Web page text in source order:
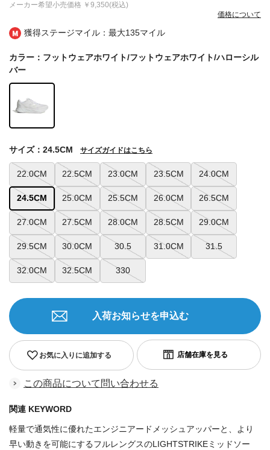
獲得ステージマイル：最大135マイル
メーカー希望小売価格 ￥9,350(税込)
価格について
カラー：フットウェアホワイト/フットウェアホワイト/ハローシル
バー
22.0CM 22.5CM 23.0CM 23.5CM 24.0CM
24.5CM 25.0CM 25.5CM 26.0CM 26.5CM
27.0CM 27.5CM 28.0CM 28.5CM 29.0CM
29.5CM 30.0CM 30.5 31.0CM 31.5
32.0CM 32.5CM 330
サイズ：24.5CM サイズガイドはこちら
お気に入りに追加する
入荷お知らせを申込む
この商品について問い合わせる
関連 KEYWORD
軽量で通気性に優れたエンジニアードメッシュアッパーと、より
早い動きを可能にするフルレングスのLIGHTSTRIKEミッドソー